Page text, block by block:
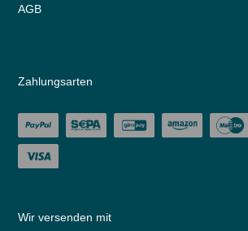
AGB
Zahlungsarten
Wir versenden mit